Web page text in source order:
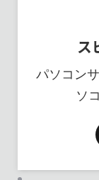
ス
パソコン
ソ